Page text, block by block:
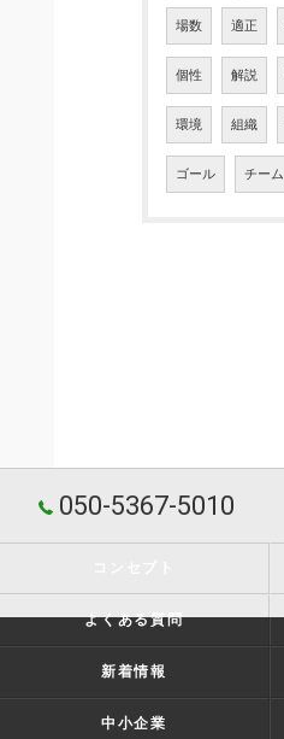
場数 適正
個性 解説
環境 組織
ゴール チーム
050-5367-5010
よくある質問
新着情報
中小企業